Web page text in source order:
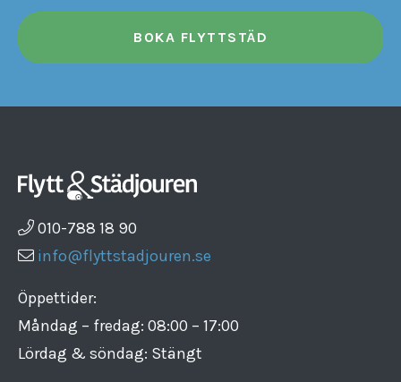
BOKA FLYTTSTÄD
010-788 18 90
info@flyttstadjouren.se
Öppettider:
Måndag – fredag: 08:00 – 17:00
Lördag & söndag: Stängt